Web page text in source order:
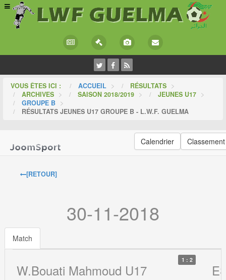
VOUS ÊTES ICI : ACCUEIL > RÉSULTATS >
ARCHIVES > SAISON 2018/2019 > JEUNES U17 >
GROUPE B >
RÉSULTATS JEUNES U17 GROUPE B - L.W.F. GUELMA
Calendrier Classement
[RETOUR]
30-11-2018
Match
W.Bouati Mahmoud U17
1 : 2